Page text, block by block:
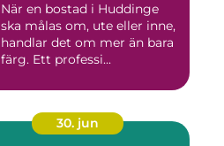
När en bostad i Huddinge
ska målas om, ute eller inne,
handlar det om mer än bara
färg. Ett professi...
30. jun